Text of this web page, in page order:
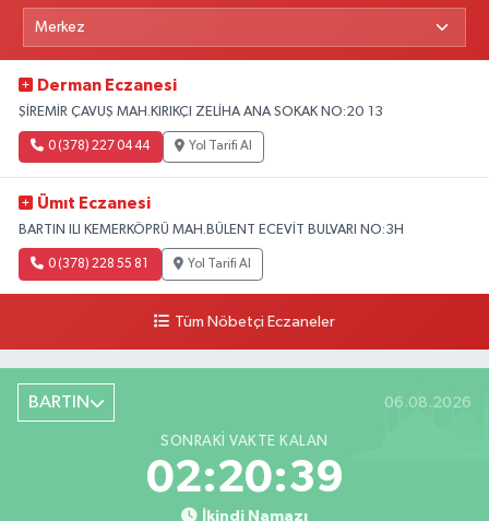
Derman Eczanesi
ŞİREMİR ÇAVUŞ MAH.KIRIKÇI ZELİHA ANA SOKAK NO:20 13
0 (378) 227 04 44 Yol Tarifi Al
Ümıt Eczanesi
BARTIN ILI KEMERKÖPRÜ MAH.BÜLENT ECEVİT BULVARI NO:3H
0 (378) 228 55 81 Yol Tarifi Al
Tüm Nöbetçi Eczaneler
BARTIN 06.08.2026
SONRAKI VAKTE KALAN
02:20:38
İkindi Namazı